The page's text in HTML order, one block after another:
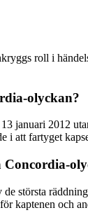
roll i
olyckan?
januari 2012
i att fartyget
Concordia-
största
kaptenen och